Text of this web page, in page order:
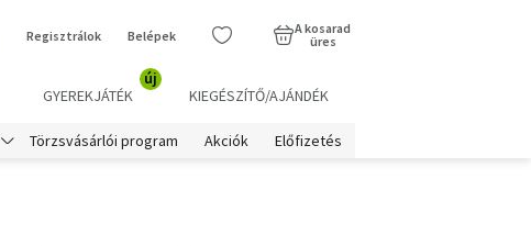
Regisztrálok Belépek
A kosarad
üres
GYEREKJÁTÉK
új
KIEGÉSZÍTŐ/AJÁNDÉK
Törzsvásárlói program Akciók Előfizetés